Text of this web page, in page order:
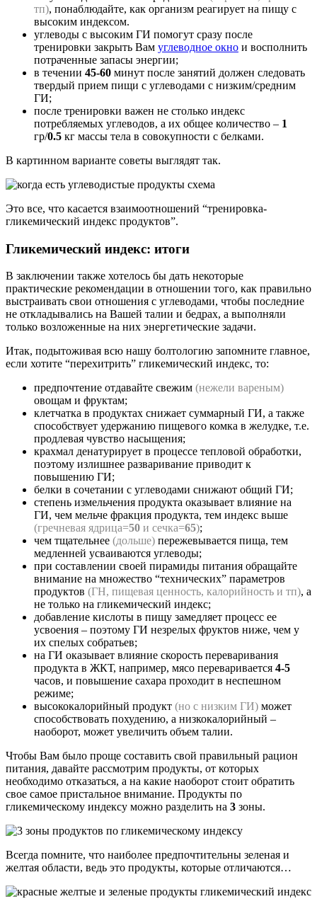
тп), понаблюдайте, как организм реагирует на пищу с
высоким индексом.
углеводы с высоким ГИ помогут сразу после
тренировки закрыть Вам углеводное окно и восполнить
потраченные запасы энергии;
в течении 45-60 минут после занятий должен следовать
твердый прием пищи с углеводами с низким/средним
ГИ;
после тренировки важен не столько индекс
потребляемых углеводов, а их общее количество – 1
гр/0.5 кг массы тела в совокупности с белками.
В картинном варианте советы выглядят так.
Это все, что касается взаимоотношений “тренировка-
гликемический индекс продуктов”.
Гликемический индекс: итоги
В заключении также хотелось бы дать некоторые
практические рекомендации в отношении того, как правильно
выстраивать свои отношения с углеводами, чтобы последние
не откладывались на Вашей талии и бедрах, а выполняли
только возложенные на них энергетические задачи.
Итак, подытоживая всю нашу болтологию запомните главное,
если хотите “перехитрить” гликемический индекс, то:
предпочтение отдавайте свежим (нежели вареным)
овощам и фруктам;
клетчатка в продуктах снижает суммарный ГИ, а также
способствует удержанию пищевого комка в желудке, т.е.
продлевая чувство насыщения;
крахмал денатурирует в процессе тепловой обработки,
поэтому излишнее разваривание приводит к
повышению ГИ;
белки в сочетании с углеводами снижают общий ГИ;
степень измельчения продукта оказывает влияние на
ГИ, чем мельче фракция продукта, тем индекс выше
(гречневая ядрица=50 и сечка=65);
чем тщательнее (дольше) пережевывается пища, тем
медленней усваиваются углеводы;
при составлении своей пирамиды питания обращайте
внимание на множество “технических” параметров
продуктов (ГН, пищевая ценность, калорийность и тп), а
не только на гликемический индекс;
добавление кислоты в пищу замедляет процесс ее
усвоения – поэтому ГИ незрелых фруктов ниже, чем у
их спелых собратьев;
на ГИ оказывает влияние скорость переваривания
продукта в ЖКТ, например, мясо переваривается 4-5
часов, и повышение сахара проходит в неспешном
режиме;
высококалорийный продукт (но с низким ГИ) может
способствовать похудению, а низкокалорийный –
наоборот, может увеличить объем талии.
Чтобы Вам было проще составить свой правильный рацион
питания, давайте рассмотрим продукты, от которых
необходимо отказаться, а на какие наоборот стоит обратить
свое самое пристальное внимание. Продукты по
гликемическому индексу можно разделить на 3 зоны.
Всегда помните, что наиболее предпочтительны зеленая и
желтая области, ведь это продукты, которые отличаются…